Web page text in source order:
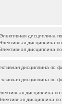
Элективная дисциплина
дисциплина
дисциплина
дисциплина по
дисциплина по
дисциплина по
дисциплина